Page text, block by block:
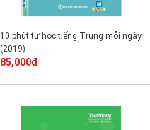
10 phút tự học tiếng Trung mỗi ngày
(2019)
85,000đ